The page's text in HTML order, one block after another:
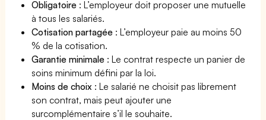
Obligatoire : L’employeur doit proposer une mutuelle
à tous les salariés.
Cotisation partagée : L’employeur paie au moins 50
% de la cotisation.
Garantie minimale : Le contrat respecte un panier de
soins minimum défini par la loi.
Moins de choix : Le salarié ne choisit pas librement
son contrat, mais peut ajouter une
surcomplémentaire s’il le souhaite.